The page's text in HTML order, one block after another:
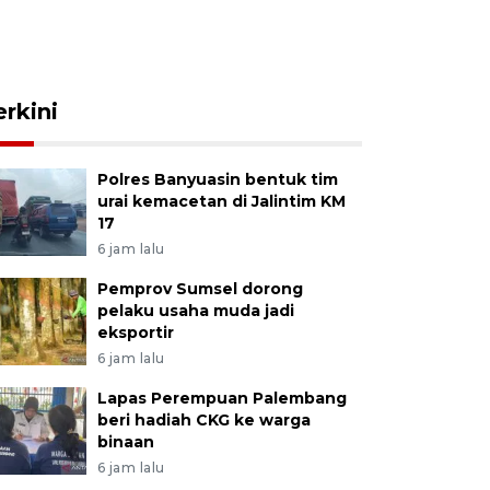
Polres Banyuasin bentuk tim
urai kemacetan di Jalintim KM
17
6 jam lalu
Pemprov Sumsel dorong
pelaku usaha muda jadi
eksportir
6 jam lalu
Lapas Perempuan Palembang
beri hadiah CKG ke warga
binaan
6 jam lalu